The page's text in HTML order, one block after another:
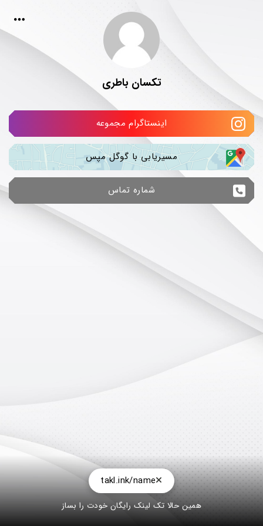
تکسان باطری
اینستاگرام مجموعه
مسیریابی با گوگل مپس
شماره تماس
takl.ink/name
همین حالا تک لینک رایگان خودت را بساز